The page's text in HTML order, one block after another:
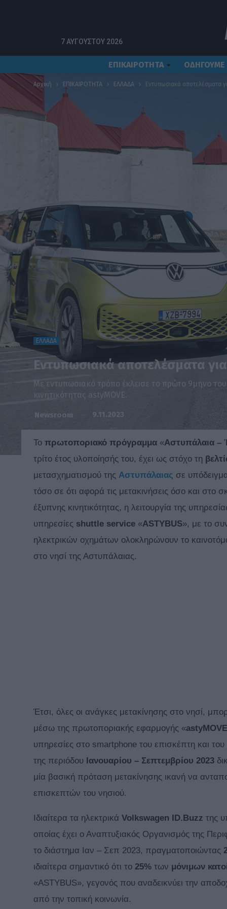
7 ΑΥΓΟΎΣΤΟΥ 2026
ΕΠΙΚΑΙΡΟΤΗΤΑ ΟΔΗΓΟΥΜΕ
Αρχική ΕΠΙΚΑΙΡΟΤΗΤΑ ΕΛΛΑΔΑ Εντυπωσιακά αποτελέσματα
ΕΛΛΑΔΑ
Εντυπωσιακά αποτελέσματα
Με εντυπωσιακό τρόπο έκλεισε το πρώτο 9μηνο
κινητικότητας astyMOVE.
Newsroom 9.11.2023
Το πρωτοποριακό πρόγραμμα «Αστυπάλαια –
τρίτο έτος υλοποίησής του, έχει ως στόχο τη
μετασχηματισμού της Αστυπάλαιας σε
τόσο σε ότι αφορά τις μετακινήσεις όσο και
έξυπνης κινητικότητας, η λειτουργία της
υπηρεσίες shuttle service «ASTYBUS», με το
ηλεκτρικών οχημάτων ολοκληρώνουν το
στο νησί της Αστυπάλαιας.
Έτσι, όλες οι ανάγκες μετακίνησης στο νησί,
μέσω της πρωτοποριακής εφαρμογής «astyMOVE
υπηρεσίες στο smartphone του επισκέπτη και
της περιόδου Ιανουαρίου – Σεπτεμβρίου 2023
μία βασική πρόταση μετακίνησης ικανή να
επισκεπτών του νησιού.
Ιδιαίτερα τα ηλεκτρικά Volkswagen ID.Buzz της
οποίας έχει ο Αναπτυξιακός Οργανισμός της
το διάστημα Ιαν – Σεπ 2023, πραγματοποιώντας
ιδιαίτερα σημαντικό ότι το 25% των μόνιμων
«ASTYBUS», γεγονός που αναδεικνύει την
από την τοπική κοινωνία.